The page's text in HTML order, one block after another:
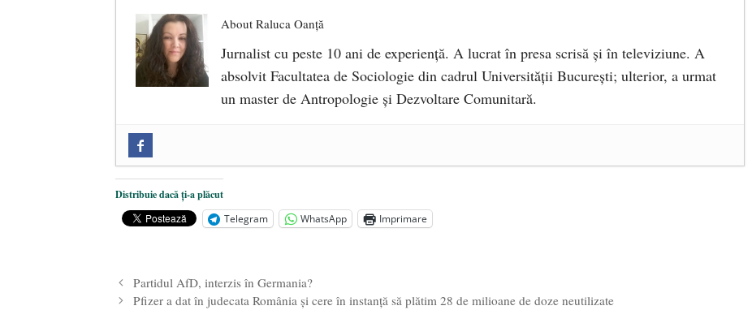
About Raluca Oanță
Jurnalist cu peste 10 ani de experiență. A lucrat în presa scrisă și în televiziune. A
absolvit Facultatea de Sociologie din cadrul Universității București; ulterior, a urmat
un master de Antropologie și Dezvoltare Comunitară.
comemorat la 102 ani de la naștere - 29 iulie 2024
„Carnea cultivată” în laborator, tot mai aproape de autorizare pentru comercializare în UE
iulie 2024
Distribuie dacă ți-a plăcut
Telegram
WhatsApp Imprimare
Partidul AfD, interzis în Germania?
Pfizer a dat în judecata România și cere în instanță să plătim 28 de milioane de doze neutilizate